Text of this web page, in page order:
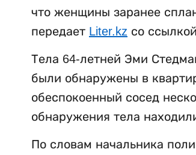
что женщины заранее
передает Liter.kz со
Тела 64-летней Эми
были обнаружены в
обеспокоенный сосед
обнаружения тела
По словам начальника